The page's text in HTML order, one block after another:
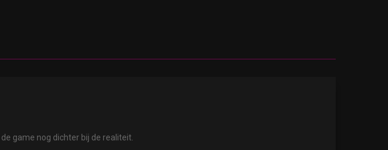
de game nog dichter bij de realiteit.